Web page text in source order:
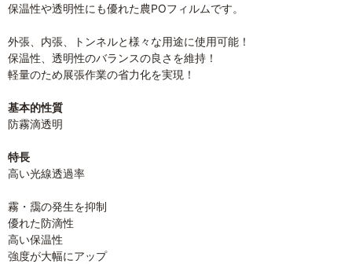
保温性や透明性にも優れた農POフィルムです。
外張、内張、トンネルと様々な用途に使用可能！
保温性、透明性のバランスの良さを維持！
軽量のため展張作業の省力化を実現！
基本的性質
防霧滴透明
特長
高い光線透過率
霧・靄の発生を抑制
優れた防滴性
高い保温性
強度が大幅にアップ